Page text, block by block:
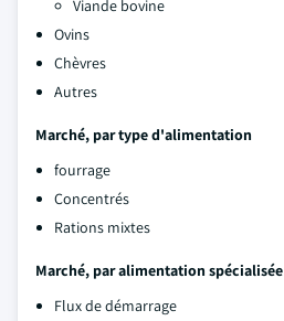
Viande bovine
Ovins
Chèvres
Autres
Marché, par type d'alimentation
fourrage
Concentrés
Rations mixtes
Marché, par alimentation spécialisée
Flux de démarrage